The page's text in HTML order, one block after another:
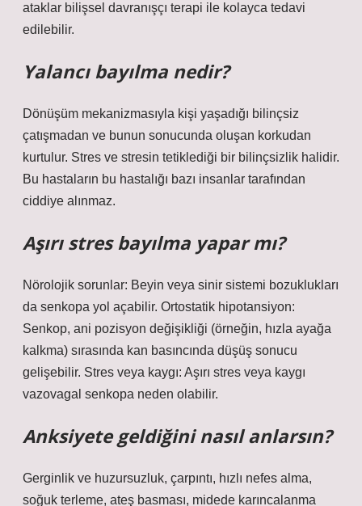
ataklar bilişsel davranışçı terapi ile kolayca tedavi
edilebilir.
Yalancı bayılma nedir?
Dönüşüm mekanizmasıyla kişi yaşadığı bilinçsiz
çatışmadan ve bunun sonucunda oluşan korkudan
kurtulur. Stres ve stresin tetiklediği bir bilinçsizlik halidir.
Bu hastaların bu hastalığı bazı insanlar tarafından
ciddiye alınmaz.
Aşırı stres bayılma yapar mı?
Nörolojik sorunlar: Beyin veya sinir sistemi bozuklukları
da senkopa yol açabilir. Ortostatik hipotansiyon:
Senkop, ani pozisyon değişikliği (örneğin, hızla ayağa
kalkma) sırasında kan basıncında düşüş sonucu
gelişebilir. Stres veya kaygı: Aşırı stres veya kaygı
vazovagal senkopa neden olabilir.
Anksiyete geldiğini nasıl anlarsın?
Gerginlik ve huzursuzluk, çarpıntı, hızlı nefes alma,
soğuk terleme, ateş basması, midede karıncalanma